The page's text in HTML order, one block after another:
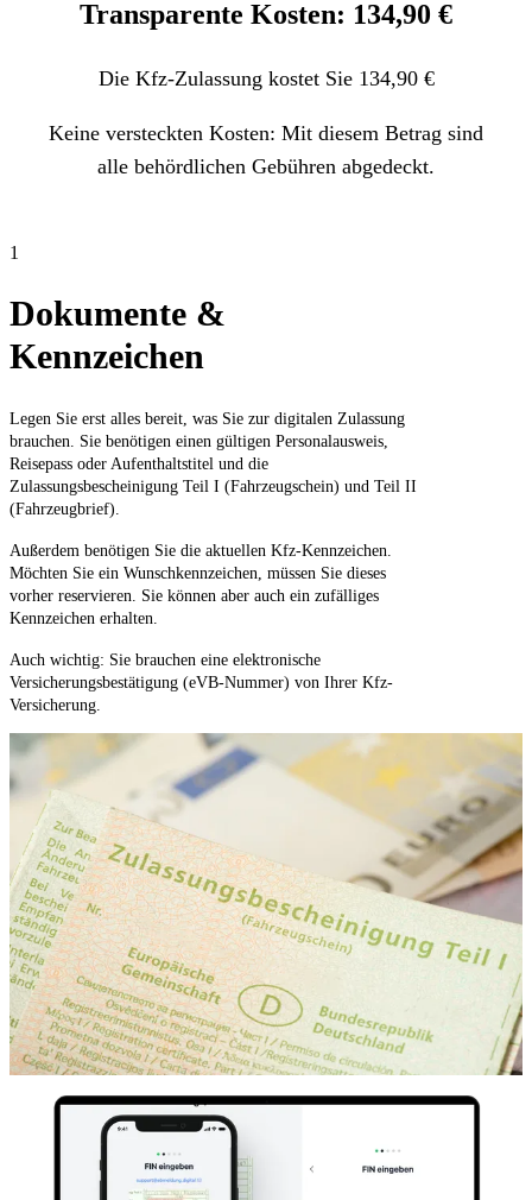
Transparente Kosten: 134,90 €
Die Kfz-Zulassung kostet Sie 134,90 €
Keine versteckten Kosten: Mit diesem Betrag sind
alle behördlichen Gebühren abgedeckt.
1
Dokumente &
Kennzeichen
Legen Sie erst alles bereit, was Sie zur digitalen Zulassung
brauchen. Sie benötigen einen gültigen Personalausweis,
Reisepass oder Aufenthaltstitel und die
Zulassungsbescheinigung Teil I (Fahrzeugschein) und Teil II
(Fahrzeugbrief).
Außerdem benötigen Sie die aktuellen Kfz-Kennzeichen.
Möchten Sie ein Wunschkennzeichen, müssen Sie dieses
vorher reservieren. Sie können aber auch ein zufälliges
Kennzeichen erhalten.
Auch wichtig: Sie brauchen eine elektronische
Versicherungsbestätigung (eVB-Nummer) von Ihrer Kfz-
Versicherung.